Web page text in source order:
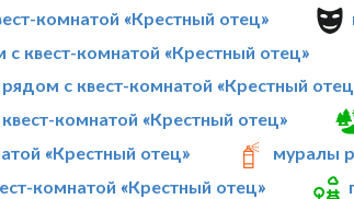
комнатой «Крестный отец»
с квест-комнатой «Крестный отец»
с квест-комнатой «Крестный
комнатой «Крестный отец»
«Крестный отец»
муралы
комнатой «Крестный отец»